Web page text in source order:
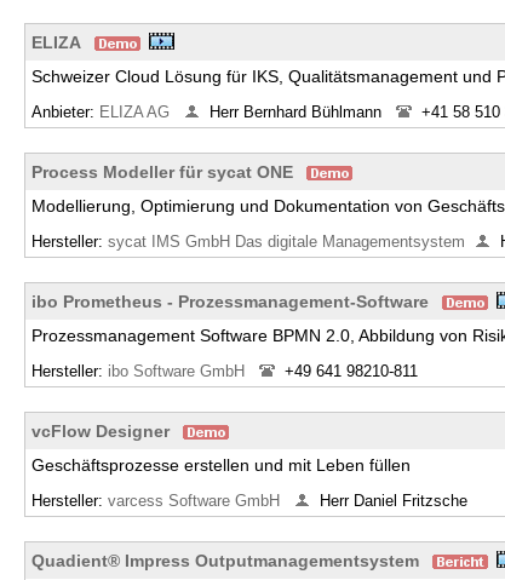
ELIZA
Schweizer Cloud Lösung für IKS, Qualitätsmanagement und
Anbieter: ELIZA AG Herr Bernhard Bühlmann +41 58 510
Process Modeller für sycat ONE
Modellierung, Optimierung und Dokumentation von
Hersteller: sycat IMS GmbH Das digitale Managementsystem
ibo Prometheus - Prozessmanagement-Software
Prozessmanagement Software BPMN 2.0, Abbildung von
Hersteller: ibo Software GmbH +49 641 98210-811
vcFlow Designer
Geschäftsprozesse erstellen und mit Leben füllen
Hersteller: varcess Software GmbH Herr Daniel Fritzsche
Quadient® Impress Outputmanagementsystem